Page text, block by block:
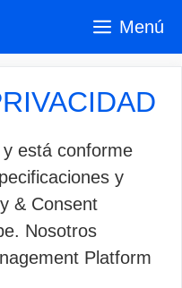
Menú
está conforme
y
& Consent
Nosotros
Platform